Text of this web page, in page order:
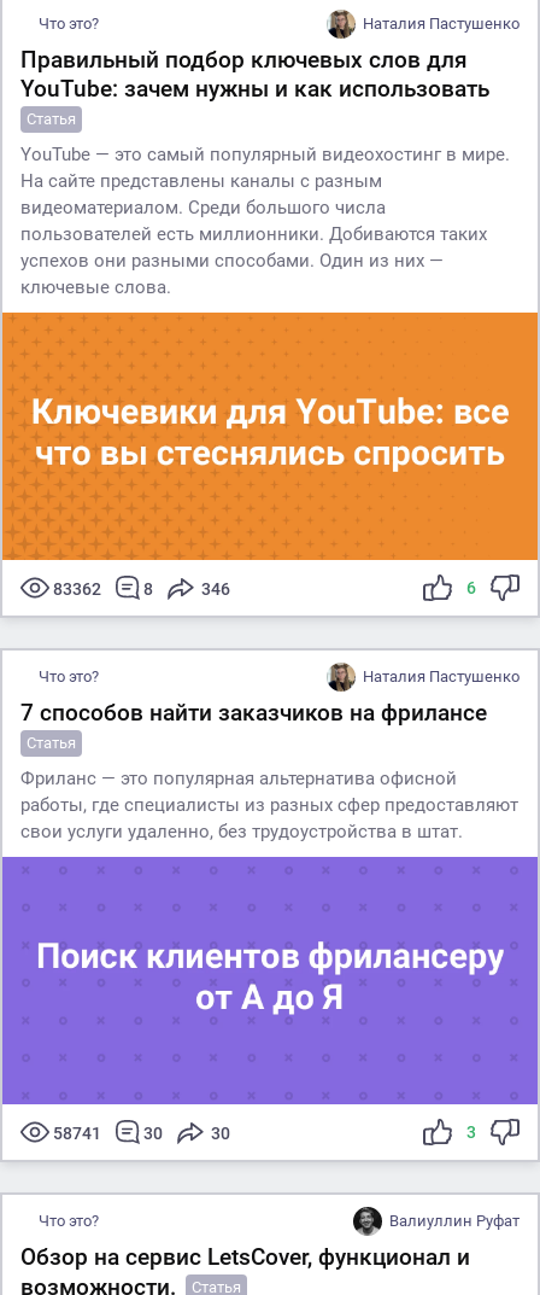
Что это? Наталия Пастушенко
Правильный подбор ключевых слов для
YouTube: зачем нужны и как использовать
Статья
YouTube — это самый популярный видеохостинг в мире.
На сайте представлены каналы с разным
видеоматериалом. Среди большого числа
пользователей есть миллионники. Добиваются таких
успехов они разными способами. Один из них —
ключевые слова.
83362 8 346 6
Что это? Наталия Пастушенко
7 способов найти заказчиков на фрилансе
Статья
Фриланс — это популярная альтернатива офисной
работы, где специалисты из разных сфер предоставляют
свои услуги удаленно, без трудоустройства в штат.
58741 30 30 3
Что это? Валиуллин Руфат
Обзор на сервис LetsCover, функционал и
возможности.
Статья